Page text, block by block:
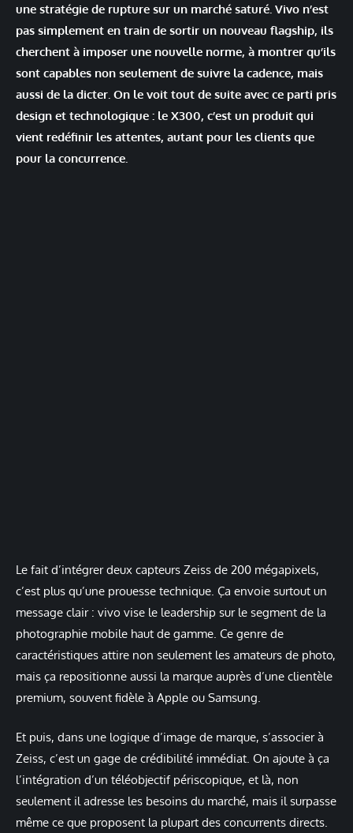
une stratégie de rupture sur un marché saturé. Vivo n’est
pas simplement en train de sortir un nouveau flagship, ils
cherchent à imposer une nouvelle norme, à montrer qu’ils
sont capables non seulement de suivre la cadence, mais
aussi de la dicter. On le voit tout de suite avec ce parti pris
design et technologique : le X300, c’est un produit qui
vient redéfinir les attentes, autant pour les clients que
pour la concurrence.
Le fait d’intégrer deux capteurs Zeiss de 200 mégapixels,
c’est plus qu’une prouesse technique. Ça envoie surtout un
message clair : vivo vise le leadership sur le segment de la
photographie mobile haut de gamme. Ce genre de
caractéristiques attire non seulement les amateurs de photo,
mais ça repositionne aussi la marque auprès d’une clientèle
premium, souvent fidèle à Apple ou Samsung.
Et puis, dans une logique d’image de marque, s’associer à
Zeiss, c’est un gage de crédibilité immédiat. On ajoute à ça
l’intégration d’un téléobjectif périscopique, et là, non
seulement il adresse les besoins du marché, mais il surpasse
même ce que proposent la plupart des concurrents directs.